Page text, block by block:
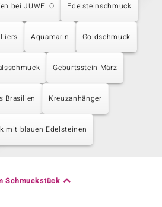
bei JUWELO Edelsteinschmuck
Aquamarin Goldschmuck
Geburtsstein März
Brasilien Kreuzanhänger
mit blauen Edelsteinen
Schmuckstück